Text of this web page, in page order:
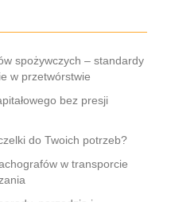
spożywczych – standardy
w przetwórstwie
bez presji
do Twoich potrzeb?
w transporcie